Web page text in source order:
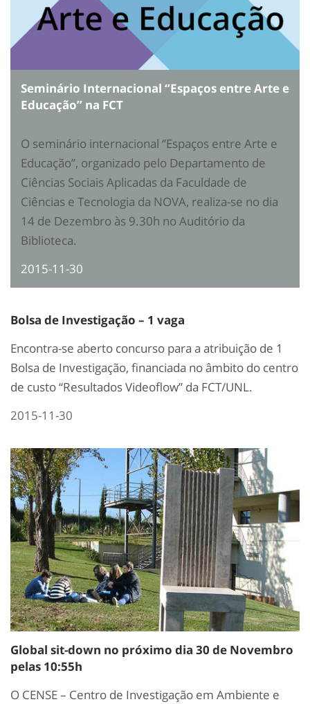
Seminário Internacional ‘’Espaços entre Arte e
Educação’’ na FCT
O seminário internacional ‘’Espaços entre Arte e
Educação’’, organizado pelo Departamento de
Ciências Sociais Aplicadas da Faculdade de
Ciências e Tecnologia da NOVA, realiza-se no dia
14 de Dezembro às 9.30h no Auditório da
Biblioteca.
2015-11-30
Bolsa de Investigação – 1 vaga
Encontra-se aberto concurso para a atribuição de 1
Bolsa de Investigação, financiada no âmbito do centro
de custo “Resultados Videoflow” da FCT/UNL.
2015-11-30
Global sit-down no próximo dia 30 de Novembro
pelas 10:55h
O CENSE – Centro de Investigação em Ambiente e